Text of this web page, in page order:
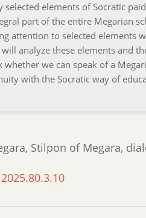
elements of Socratic
part of the entire Megarian
attention to selected elements
analyze these elements and
we can speak of a
with the Socratic way of
Stilpon of Megara,